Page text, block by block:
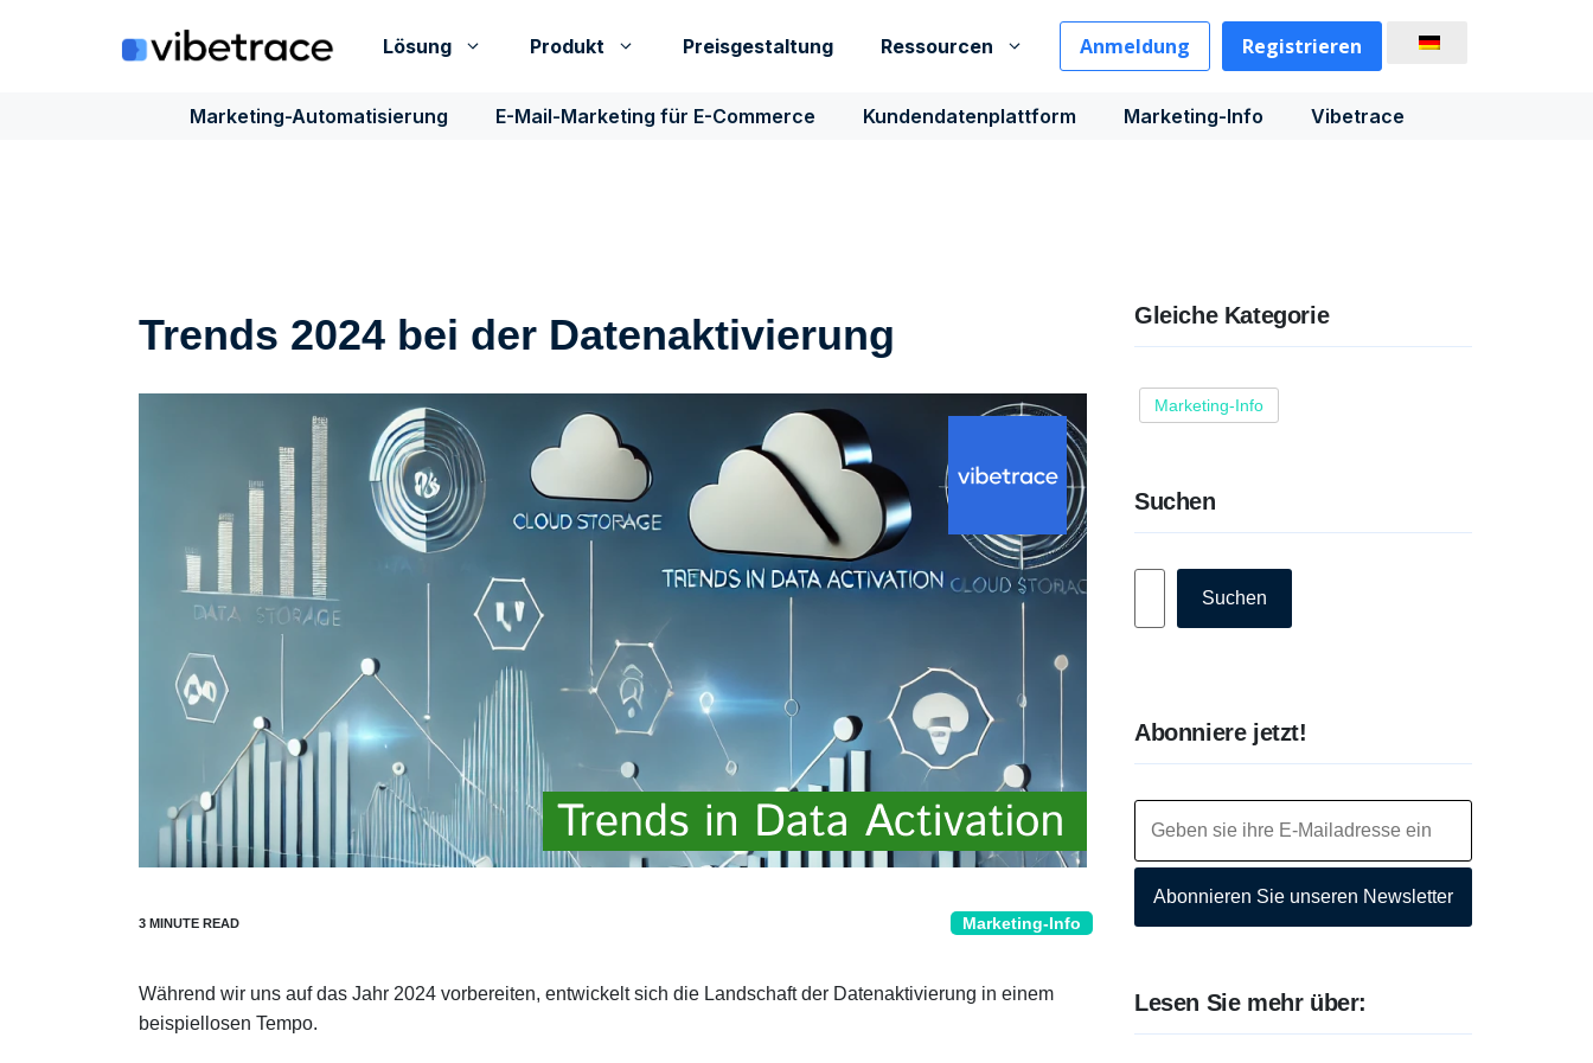
Lösung Produkt Preisgestaltung Ressourcen Anmeldung Registrieren
Marketing-Automatisierung E-Mail-Marketing für E-Commerce Kundendatenplattform Marketing-Info Vibetrace
Trends 2024 bei der Datenaktivierung
Marketing-Info
Während wir uns auf das Jahr 2024 vorbereiten, entwickelt sich die Landschaft der Datenaktivierung in einem
beispiellosen Tempo.
Gleiche Kategorie
Marketing-Info
Suchen
Suchen
Abonniere jetzt!
Abonnieren Sie unseren Newsletter
Lesen Sie mehr über: